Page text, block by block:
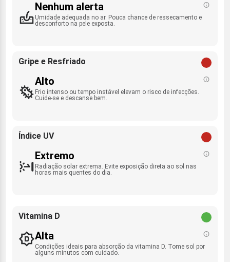
Nenhum alerta
Umidade adequada no ar. Pouca chance de ressecamento e
desconforto na pele exposta.
Gripe e Resfriado
Alto
Frio intenso ou tempo instável elevam o risco de infecções.
Cuide-se e descanse bem.
Índice UV
Extremo
Radiação solar extrema. Evite exposição direta ao sol nas
horas mais quentes do dia.
Vitamina D
Alta
Condições ideais para absorção da vitamina D. Tome sol por
alguns minutos com cuidado.